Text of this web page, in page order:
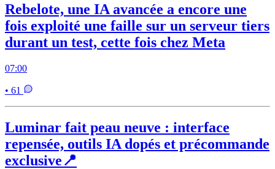
Rebelote, une IA avancée a encore une
fois exploité une faille sur un serveur tiers
durant un test, cette fois chez Meta
07:00
• 61
Luminar fait peau neuve : interface
repensée, outils IA dopés et précommande
exclusive📍